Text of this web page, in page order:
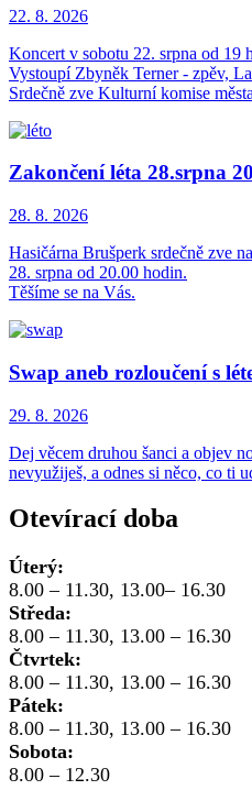
22. 8. 2026
Koncert v sobotu 22. srpna od 19
Vystoupí Zbyněk Terner - zpěv,
Srdečně zve Kulturní komise
Zakončení léta 28.srpna
28. 8. 2026
Hasičárna Brušperk srdečně zve
28. srpna od 20.00 hodin.
Těšíme se na Vás.
Swap aneb rozloučení s
29. 8. 2026
Dej věcem druhou šanci a objev
nevyužiješ, a odnes si něco, co ti
Otevírací doba
Úterý:
8.00 – 11.30, 13.00– 16.30
Středa:
8.00 – 11.30, 13.00 – 16.30
Čtvrtek:
8.00 – 11.30, 13.00 – 16.30
Pátek:
8.00 – 11.30, 13.00 – 16.30
Sobota:
8.00 – 12.30